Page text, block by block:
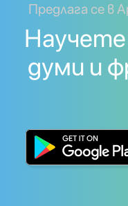
Предлага се в
Научете
думи и